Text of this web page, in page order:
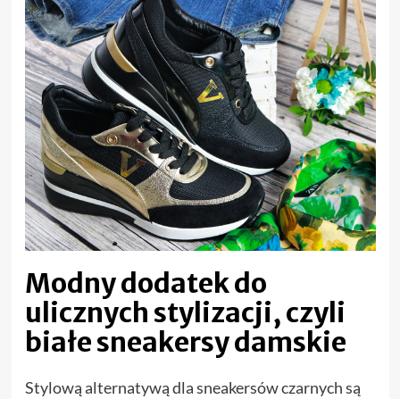
Modny dodatek do
ulicznych stylizacji, czyli
białe sneakersy damskie
Stylową alternatywą dla sneakersów czarnych są